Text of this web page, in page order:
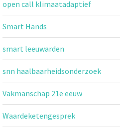
open call klimaatadaptief
Smart Hands
smart leeuwarden
snn haalbaarheidsonderzoek
Vakmanschap 21e eeuw
Waardeketengesprek